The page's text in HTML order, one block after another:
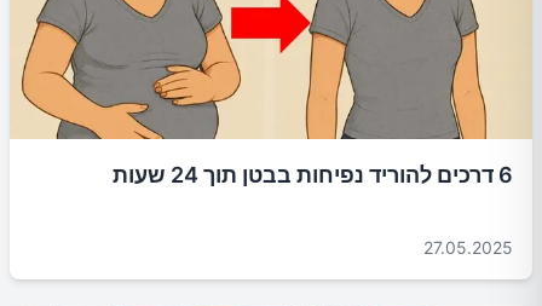
6 דרכים להוריד נפיחות בבטן תוך 24 שעות
27.05.2025